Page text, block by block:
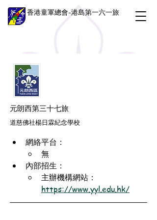
香港童軍總會-港島第一六一旅
元朗西第三十七旅
道慈佛社楊日霖紀念學校
網絡平台：
無
內部招生：
主辦機構網站：
https://www.yyl.edu.hk/